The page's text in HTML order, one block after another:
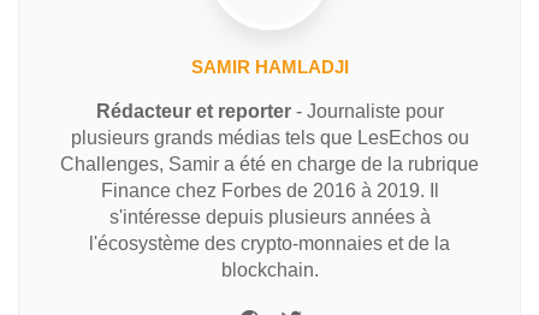
SAMIR HAMLADJI
Rédacteur et reporter- Journaliste pour
plusieurs grands médias tels que LesEchos ou
Challenges, Samir a été en charge de la rubrique
Finance chez Forbes de 2016 à 2019. Il
s'intéresse depuis plusieurs années à
l'écosystème des crypto-monnaies et de la
blockchain.